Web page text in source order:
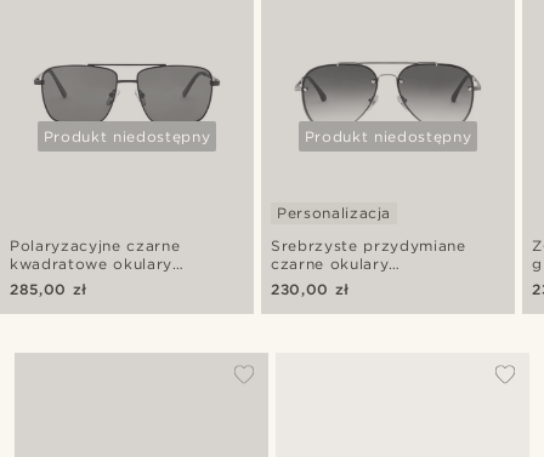
Produkt niedostępny
Polaryzacyjne czarne
kwadratowe okulary
przeciwsłoneczne Aviator
285,00 zł
Produkt niedostępny
Srebrzyste przydymiane
czarne okulary
przeciwsłoneczne Aviator
Personalizacja
230,00 zł